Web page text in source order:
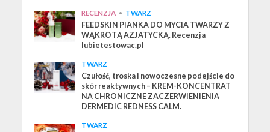
RECENZJA • TWARZ
FEEDSKIN PIANKA DO MYCIA TWARZY Z
WĄKROTĄ AZJATYCKĄ. Recenzja
lubietestowac.pl
TWARZ
Czułość, troska i nowoczesne podejście do
skór reaktywnych – KREM-KONCENTRAT
NA CHRONICZNE ZACZERWIENIENIA
DERMEDIC REDNESS CALM.
TWARZ